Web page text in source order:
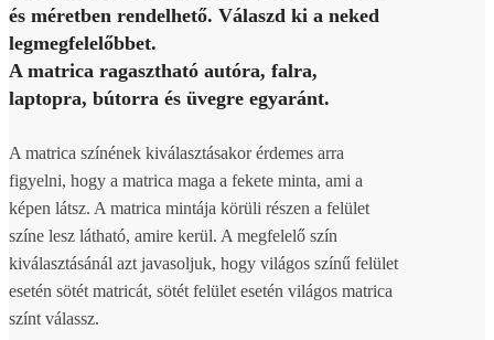
és méretben rendelhető. Válaszd ki a neked
legmegfelelőbbet.
A matrica ragasztható autóra, falra,
laptopra, bútorra és üvegre egyaránt.
A matrica színének kiválasztásakor érdemes arra
figyelni, hogy a matrica maga a fekete minta, ami a
képen látsz. A matrica mintája körüli részen a felület
színe lesz látható, amire kerül. A megfelelő szín
kiválasztásánál azt javasoljuk, hogy világos színű felület
esetén sötét matricát, sötét felület esetén világos matrica
színt válassz.